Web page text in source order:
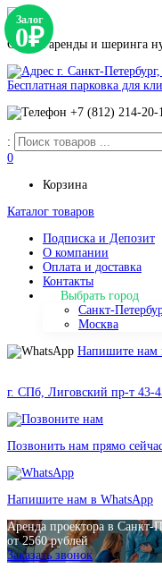
Сервис аренды и шеринга
г. Санкт-
Бесплатная парковка для
+7 (812) 214-20-
:
0
Корзина
Каталог товаров
Подписка и Депозит
О компании
Оплата и доставка
Контакты
Выбрать город
Санкт-
Москва
Напишите нам
г. СПб, Лиговский пр-т 43-
Позвонить нам прямо
Напишите нам в WhatsApp
Аренда проектора в Санкт-
от 2560 рублей
Заказать звонок
Залог
0₽